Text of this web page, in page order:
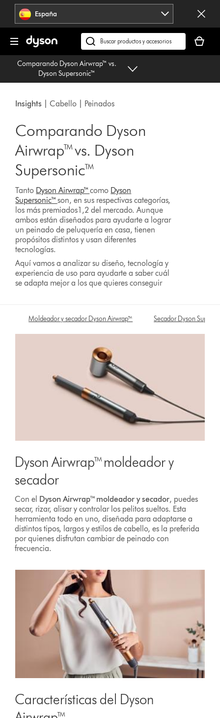
Omitir
navegación España
Buscar
en
dyson.es
cesta
está
Comparando Dyson Airwrap™ vs.
Dyson Supersonic™
Insights | Cabello | Peinados
Comparando Dyson
Airwrap™ vs. Dyson
Supersonic™
Tanto Dyson Airwrap™como Dyson
Supersonic™son, en sus respectivas categorías,
los más premiados1,2 del mercado. Aunque
ambos están diseñados para ayudarte a lograr
un peinado de peluquería en casa, tienen
propósitos distintos y usan diferentes
tecnologías.
Aquí vamos a analizar su diseño, tecnología y
experiencia de uso para ayudarte a saber cuál
se adapta mejor a los que quieres conseguir
Moldeador y secador Dyson Airwrap™ Secador Dyson
Dyson Airwrap™ moldeador y
secador
Con el Dyson Airwrap™ moldeador y secador, puedes
secar, rizar, alisar y controlar los pelitos sueltos. Esta
herramienta todo en uno, diseñada para adaptarse a
distintos tipos, largos y estilos de cabello, es la preferida
por quienes disfrutan cambiar de peinado con
frecuencia.
Características del Dyson